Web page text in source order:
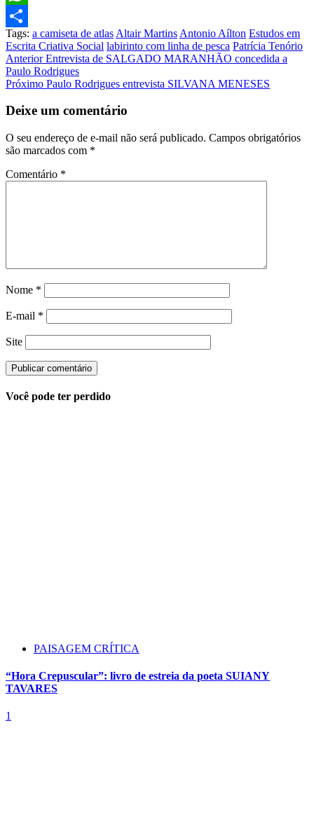
WhatsApp
Share
Tags: a camiseta de atlas Altair Martins Antonio Aílton Estudos em
Escrita Criativa Social labirinto com linha de pesca Patrícia Tenório
Post
navigation
AnteriorEntrevista de SALGADO MARANHÃO concedida a
Paulo Rodrigues
Próximo Paulo Rodrigues entrevista SILVANA MENESES
Deixe um comentário
O seu endereço de e-mail não será publicado. Campos obrigatórios
são marcados com *
Comentário *
Nome *
E-mail *
Site
Você pode ter perdido
PAISAGEM CRÍTICA
“Hora Crepuscular”: livro de estreia da poeta SUIANY
TAVARES
1